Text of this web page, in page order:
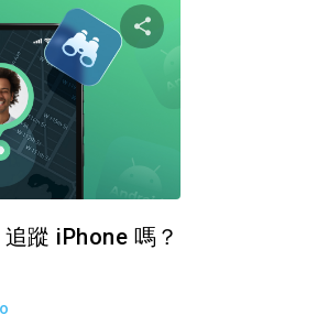
分享這篇文章
推特
蹤 iPhone 嗎？